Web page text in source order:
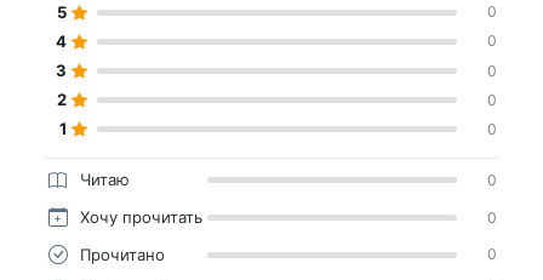
5 0
4 0
3 0
2 0
1 0
Читаю 0
Хочу прочитать 0
Прочитано 0